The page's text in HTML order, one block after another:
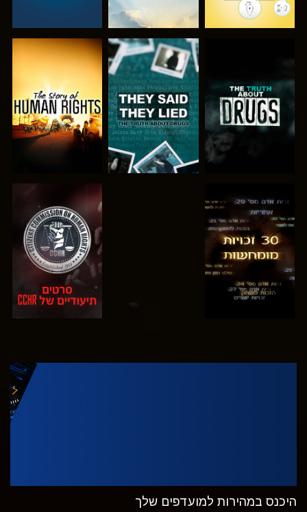
צפה צפה
צפה צפה
בדוק את הסדרה
היכנס במהירות למועדפים שלך